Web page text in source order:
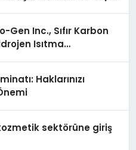
Gen Inc., Sıfır Karbon
Isıtma
Haklarınızı
sektörüne giriş